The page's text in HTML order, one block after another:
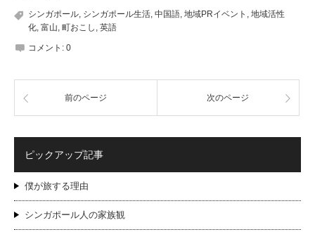
シンガポール, シンガポール生活, 中国語, 地域PRイベント , 地域活性
化, 富山, 町おこし , 英語
コメント: 0
前のページ 次のページ
ピックアップ記事
僕が旅する理由
シンガポール人の家族観